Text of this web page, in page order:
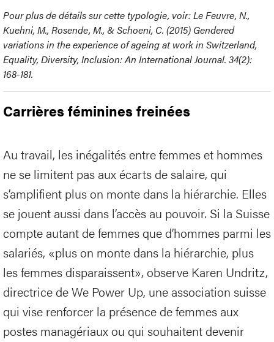
Pour plus de détails sur cette typologie, voir: Le Feuvre, N.,
Kuehni, M., Rosende, M., & Schoeni, C. (2015) Gendered
variations in the experience of ageing at work in Switzerland,
Equality, Diversity, Inclusion: An International Journal. 34(2):
168-181.
Carrières féminines freinées
Au travail, les inégalités entre femmes et hommes
ne se limitent pas aux écarts de salaire, qui
s’amplifient plus on monte dans la hiérarchie. Elles
se jouent aussi dans l’accès au pouvoir. Si la Suisse
compte autant de femmes que d’hommes parmi les
salariés, «plus on monte dans la hiérarchie, plus
les femmes disparaissent», observe Karen Undritz,
directrice de We Power Up, une association suisse
qui vise renforcer la présence de femmes aux
postes managériaux ou qui souhaitent devenir